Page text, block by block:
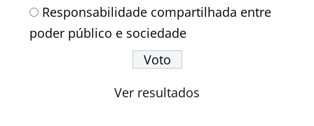
Responsabilidade compartilhada entre
poder público e sociedade
Ver resultados